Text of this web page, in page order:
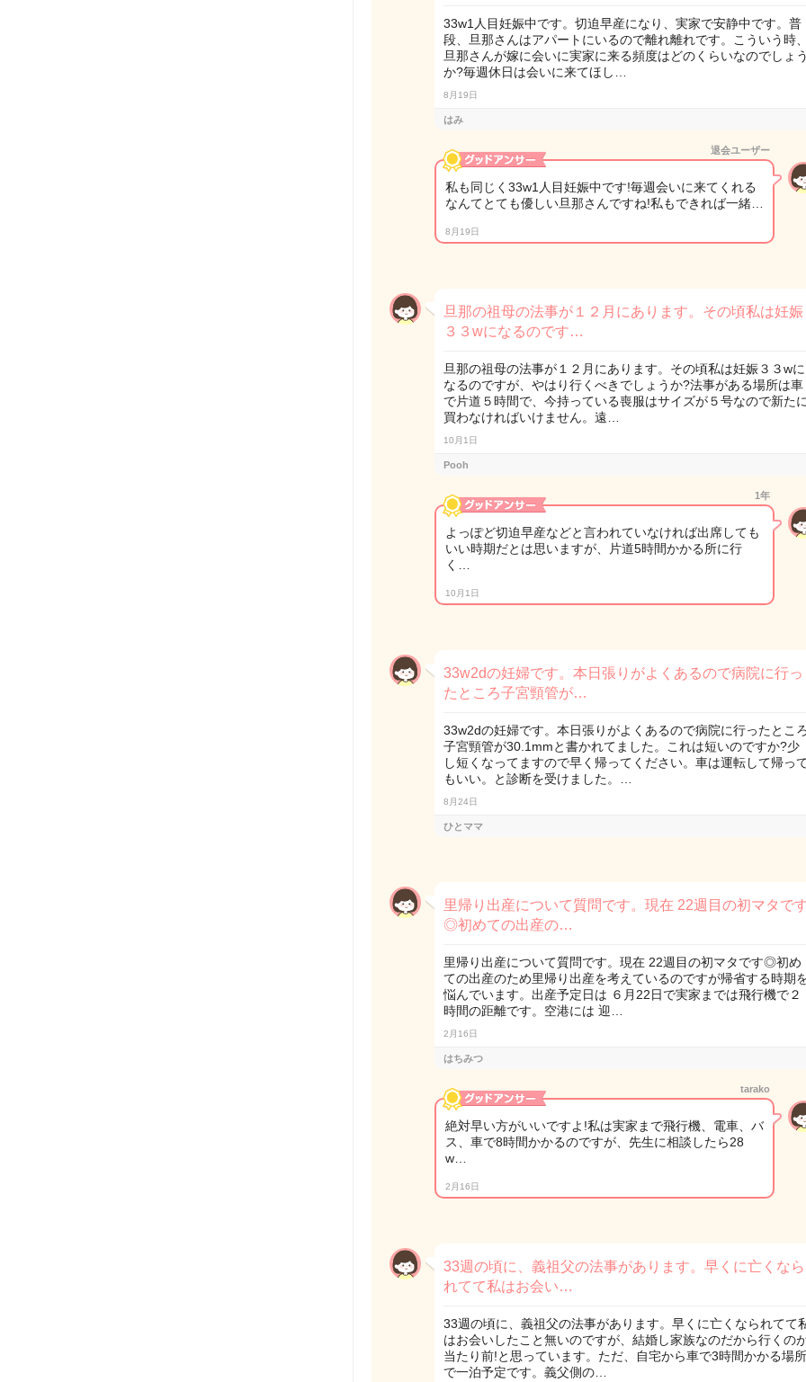
33w1人目妊娠中です。切迫早産になり、実家で安静中です。普
段、旦那さんはアパートにいるので離れ離れです。こういう時
旦那さんが嫁に会いに実家に来る頻度はどのくらいなのでしょ
か?毎週休日は会いに来てほし…
8月19日
はみ
退会ユーザー
私も同じく33w1人目妊娠中です!毎週会いに来てくれる
なんてとても優しい旦那さんですね!私もできれば一緒…
8月19日
旦那の祖母の法事が１２月にあります。その頃私は妊娠
３３wになるのです…
旦那の祖母の法事が１２月にあります。その頃私は妊娠３３wに
なるのですが、やはり行くべきでしょうか?法事がある場所は車
で片道５時間で、今持っている喪服はサイズが５号なので新た
買わなければいけません。遠…
10月1日
Pooh
1年
よっぽど切迫早産などと言われていなければ出席しても
いい時期だとは思いますが、片道5時間かかる所に行
く…
10月1日
33w2dの妊婦です。本日張りがよくあるので病院に行っ
たところ子宮頸管が…
33w2dの妊婦です。本日張りがよくあるので病院に行ったとこ
子宮頸管が30.1mmと書かれてました。これは短いのですか?少
し短くなってますので早く帰ってください。車は運転して帰っ
もいい。と診断を受けました。…
8月24日
ひとママ
里帰り出産について質問です。現在 22週目の初マタで
◎初めての出産の…
里帰り出産について質問です。現在 22週目の初マタです◎初め
ての出産のため里帰り出産を考えているのですが帰省する時期
悩んでいます。出産予定日は ６月22日で実家までは飛行機で２
時間の距離です。空港には 迎…
2月16日
はちみつ
tarako
絶対早い方がいいですよ!私は実家まで飛行機、電車、バ
ス、車で8時間かかるのですが、先生に相談したら28
w…
2月16日
33週の頃に、義祖父の法事があります。早くに亡くなら
れてて私はお会い…
33週の頃に、義祖父の法事があります。早くに亡くなられてて
はお会いしたこと無いのですが、結婚し家族なのだから行くの
当たり前!と思っています。ただ、自宅から車で3時間かかる場所
で一泊予定です。義父側の…